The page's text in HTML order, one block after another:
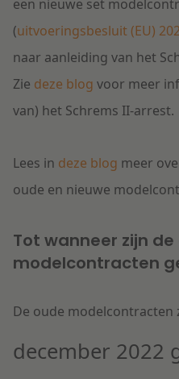
een nieuwe set
(uitvoeringsbesluit (EU)
naar aanleiding van het
Zie deze blog voor meer
van) het Schrems II-arrest.
Lees in deze blog meer
oude en nieuwe
Tot wanneer zijn de
modelcontracten
De oude modelcontracten
december 2022